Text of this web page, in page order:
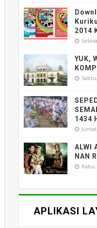
2014
YUK,
1434 H
ALWI
NAN
APLIKASI